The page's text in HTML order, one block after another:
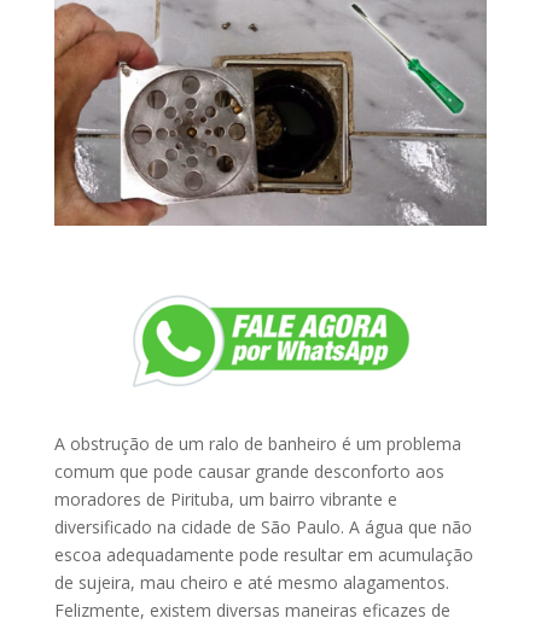
A obstrução de um ralo de banheiro é um problema
comum que pode causar grande desconforto aos
moradores de Pirituba, um bairro vibrante e
diversificado na cidade de São Paulo. A água que não
escoa adequadamente pode resultar em acumulação
de sujeira, mau cheiro e até mesmo alagamentos.
Felizmente, existem diversas maneiras eficazes de